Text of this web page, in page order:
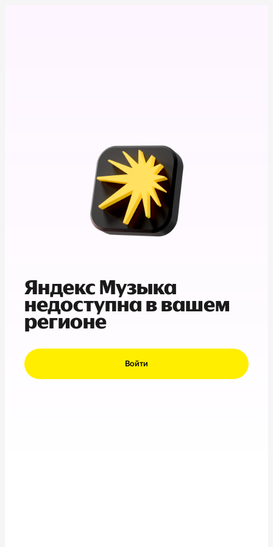
Яндекс Музыка
недоступна в вашем
регионе
Войти